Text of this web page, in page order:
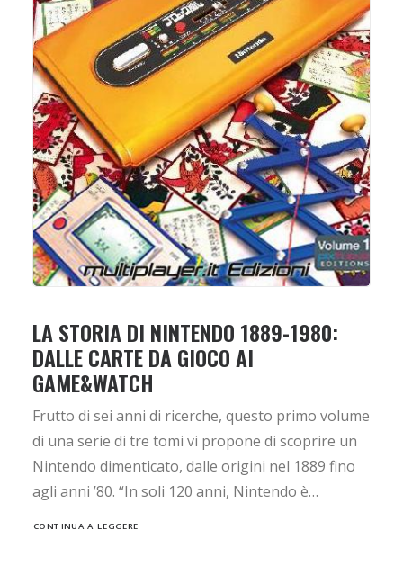
LA STORIA DI NINTENDO 1889-1980:
DALLE CARTE DA GIOCO AI
GAME&WATCH
Frutto di sei anni di ricerche, questo primo volume
di una serie di tre tomi vi propone di scoprire un
Nintendo dimenticato, dalle origini nel 1889 fino
agli anni ’80. “In soli 120 anni, Nintendo è…
CONTINUA A LEGGERE